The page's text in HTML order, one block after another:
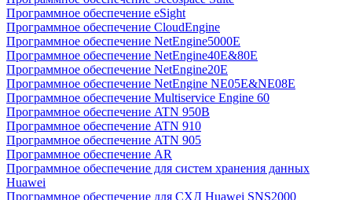
Программное обеспечение eSight
Программное обеспечение CloudEngine
Программное обеспечение NetEngine5000E
Программное обеспечение NetEngine40E&80E
Программное обеспечение NetEngine20E
Программное обеспечение NetEngine NE05E&NE08E
Программное обеспечение Multiservice Engine 60
Программное обеспечение ATN 950B
Программное обеспечение ATN 910
Программное обеспечение ATN 905
Программное обеспечение AR
Программное обеспечение для систем хранения данных
Huawei
Программное обеспечение для СХД Huawei SNS2000